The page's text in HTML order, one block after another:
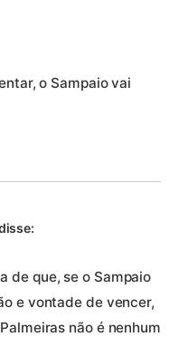
o Sampaio vai
de que, se o Sampaio
e vontade de vencer,
não é nenhum